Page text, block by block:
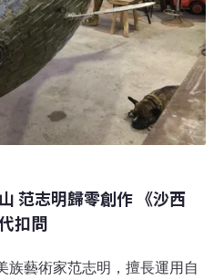
美」就是在不濫砍樹木的環保
、洪水鉋削後流到大海沙灘
的一把鏗鏘飽滿的琴。
范志明歸零創作 《沙西
扣問
族藝術家范志明，擅長運用自